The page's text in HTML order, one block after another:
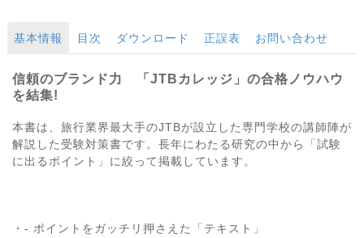
基本情報 目次 ダウンロード 正誤表 お問い合わせ
信頼のブランド力 「JTBカレッジ」の合格ノウハウ
を結集!
本書は、旅行業界最大手のJTBが設立した専門学校の講師陣が
解説した受験対策書です。長年にわたる研究の中から「試験
に出るポイント」に絞って掲載しています。
・- ポイントをガッチリ押さえた「テキスト」